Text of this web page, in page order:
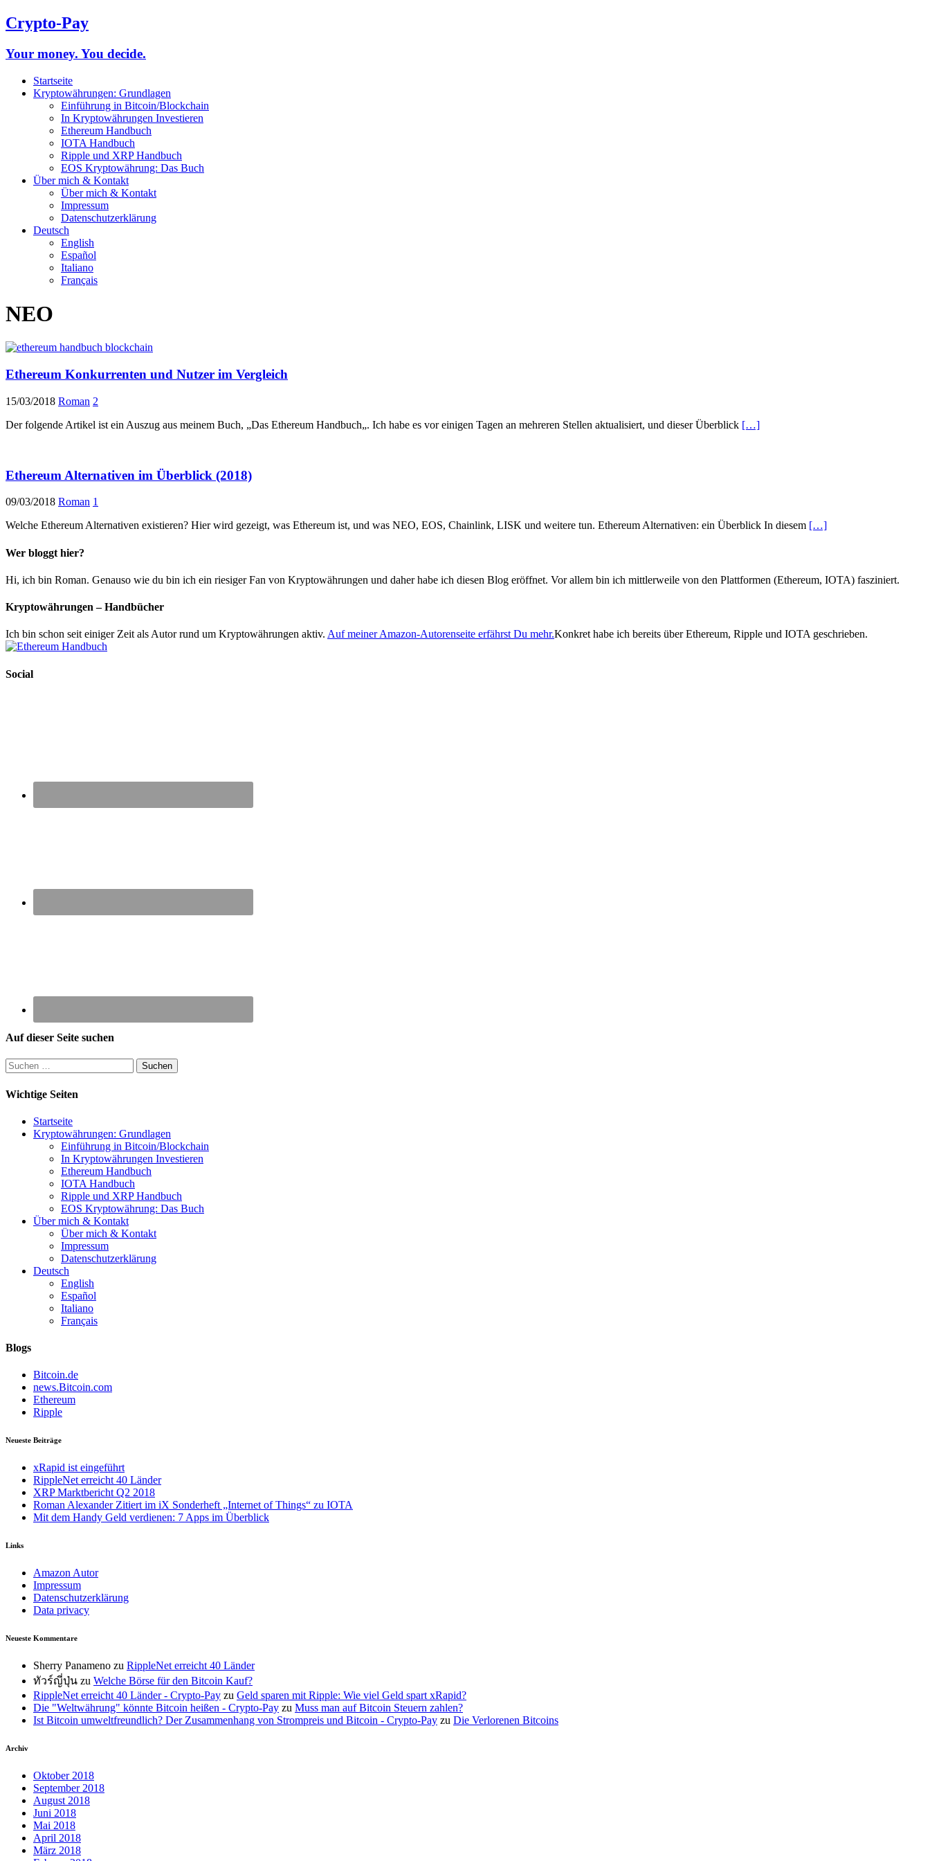
Crypto-Pay
Your money. You decide.
Startseite
Kryptowährungen: Grundlagen
Einführung in Bitcoin/Blockchain
In Kryptowährungen Investieren
Ethereum Handbuch
IOTA Handbuch
Ripple und XRP Handbuch
EOS Kryptowährung: Das Buch
Über mich & Kontakt
Über mich & Kontakt
Impressum
Datenschutzerklärung
Deutsch
English
Español
Italiano
Français
NEO
Ethereum Konkurrenten und Nutzer im Vergleich
15/03/2018 Roman 2
Der folgende Artikel ist ein Auszug aus meinem Buch, „Das Ethereum Handbuch„. Ich habe es vor einigen Tagen an mehreren Stellen aktualisiert, und dieser Überblick […]
Ethereum Alternativen im Überblick (2018)
09/03/2018 Roman 1
Welche Ethereum Alternativen existieren? Hier wird gezeigt, was Ethereum ist, und was NEO, EOS, Chainlink, LISK und weitere tun. Ethereum Alternativen: ein Überblick In diesem […]
Wer bloggt hier?
Hi, ich bin Roman. Genauso wie du bin ich ein riesiger Fan von Kryptowährungen und daher habe ich diesen Blog eröffnet. Vor allem bin ich mittlerweile von den Plattformen (Ethereum, IOTA) fasziniert.
Kryptowährungen – Handbücher
Ich bin schon seit einiger Zeit als Autor rund um Kryptowährungen aktiv. Auf meiner Amazon-Autorenseite erfährst Du mehr.Konkret habe ich bereits über Ethereum, Ripple und IOTA geschrieben.
Social
Auf dieser Seite suchen
Suchen
nach:
Wichtige Seiten
Startseite
Kryptowährungen: Grundlagen
Einführung in Bitcoin/Blockchain
In Kryptowährungen Investieren
Ethereum Handbuch
IOTA Handbuch
Ripple und XRP Handbuch
EOS Kryptowährung: Das Buch
Über mich & Kontakt
Über mich & Kontakt
Impressum
Datenschutzerklärung
Deutsch
English
Español
Italiano
Français
Blogs
Bitcoin.de
news.Bitcoin.com
Ethereum
Ripple
Neueste Beiträge
xRapid ist eingeführt
RippleNet erreicht 40 Länder
XRP Marktbericht Q2 2018
Roman Alexander Zitiert im iX Sonderheft „Internet of Things“ zu IOTA
Mit dem Handy Geld verdienen: 7 Apps im Überblick
Links
Amazon Autor
Impressum
Datenschutzerklärung
Data privacy
Neueste Kommentare
Sherry Panameno zu RippleNet erreicht 40 Länder
ทัวร์ญี่ปุ่น zu Welche Börse für den Bitcoin Kauf?
RippleNet erreicht 40 Länder - Crypto-Pay zu Geld sparen mit Ripple: Wie viel Geld spart xRapid?
Die "Weltwährung" könnte Bitcoin heißen - Crypto-Pay zu Muss man auf Bitcoin Steuern zahlen?
Ist Bitcoin umweltfreundlich? Der Zusammenhang von Strompreis und Bitcoin - Crypto-Pay zu Die Verlorenen Bitcoins
Archiv
Oktober 2018
September 2018
August 2018
Juni 2018
Mai 2018
April 2018
März 2018